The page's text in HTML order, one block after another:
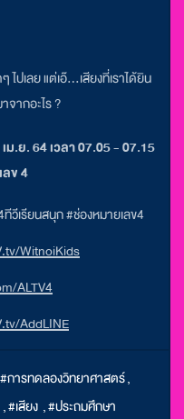
ไปเลย แต่เอ๊...เสียงที่เราได้ยิน
จากอะไร ?
.ย. 64 เวลา 07.05 - 07.15
ข 4
วีเรียนสนุก #ช่องหมายเลข4
WitnoiKids
ALTV4
AddLINE
#การทดลองวิทยาศาสตร์,
,#เสียง ,#ประถมศึกษา